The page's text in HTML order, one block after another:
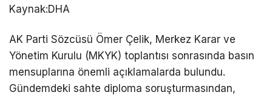
Kaynak:DHA
AK Parti Sözcüsü Ömer Çelik, Merkez Karar ve
Yönetim Kurulu (MKYK) toplantısı sonrasında basın
mensuplarına önemli açıklamalarda bulundu.
Gündemdeki sahte diploma soruşturmasından,